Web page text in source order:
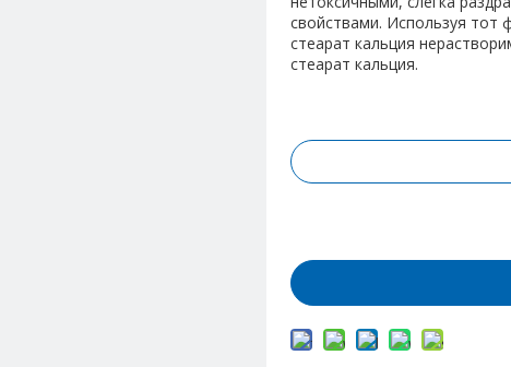
свойствами. Используя тот
стеарат кальция
стеарат кальция.